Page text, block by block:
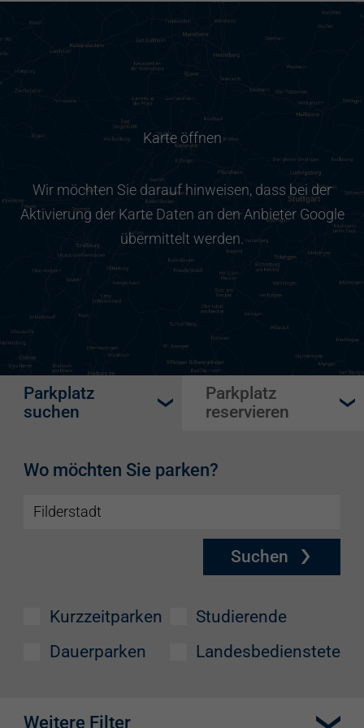
Karte öffnen
Wir möchten Sie darauf hinweisen, dass bei der
Aktivierung der Karte Daten an den Anbieter Google
übermittelt werden.
Parkplatz
suchen
Parkplatz
reservieren
Wo möchten Sie parken?
Suchen
Kurzzeitparken
Dauerparken
Studierende
Landesbedienstete
Weitere Filter